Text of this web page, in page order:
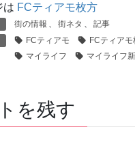
は FCティアモ枚方
街の情報 街ネタ 記事
FCティアモ FCティアモ
マイライフ
マイライフ
を残す